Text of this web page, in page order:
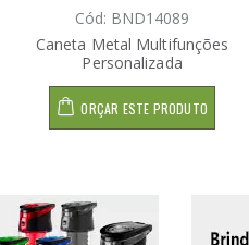
Cód: BND14089
Caneta Metal Multifunções
Personalizada
ORÇAR ESTE PRODUTO